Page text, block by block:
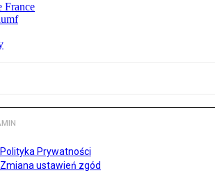
France
Polityka Prywatności
Zmiana ustawień zgód